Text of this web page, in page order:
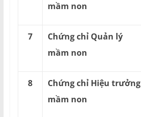
mầm non
7
Chứng chỉ Quản lý
mầm non
8
Chứng chỉ Hiệu trưởng
mầm non